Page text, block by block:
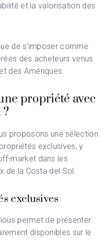
et la valorisation des
de s’imposer comme
des acheteurs venus
des Amériques.
propriété avec
proposons une sélection
exclusives, y
market dans les
de la Costa del Sol.
exclusives
permet de présenter
disponibles sur le